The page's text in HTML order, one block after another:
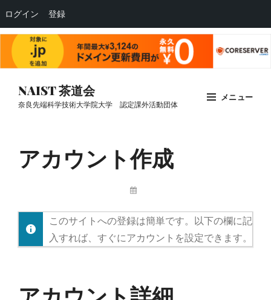
ログイン 登録
NAIST 茶道会
奈良先端科学技術大学院大学 認定課外活動団体
メニュー
アカウント作成
投
者:
このサイトへの登録は簡単です。以下の欄に記
入すれば、すぐにアカウントを設定できます。